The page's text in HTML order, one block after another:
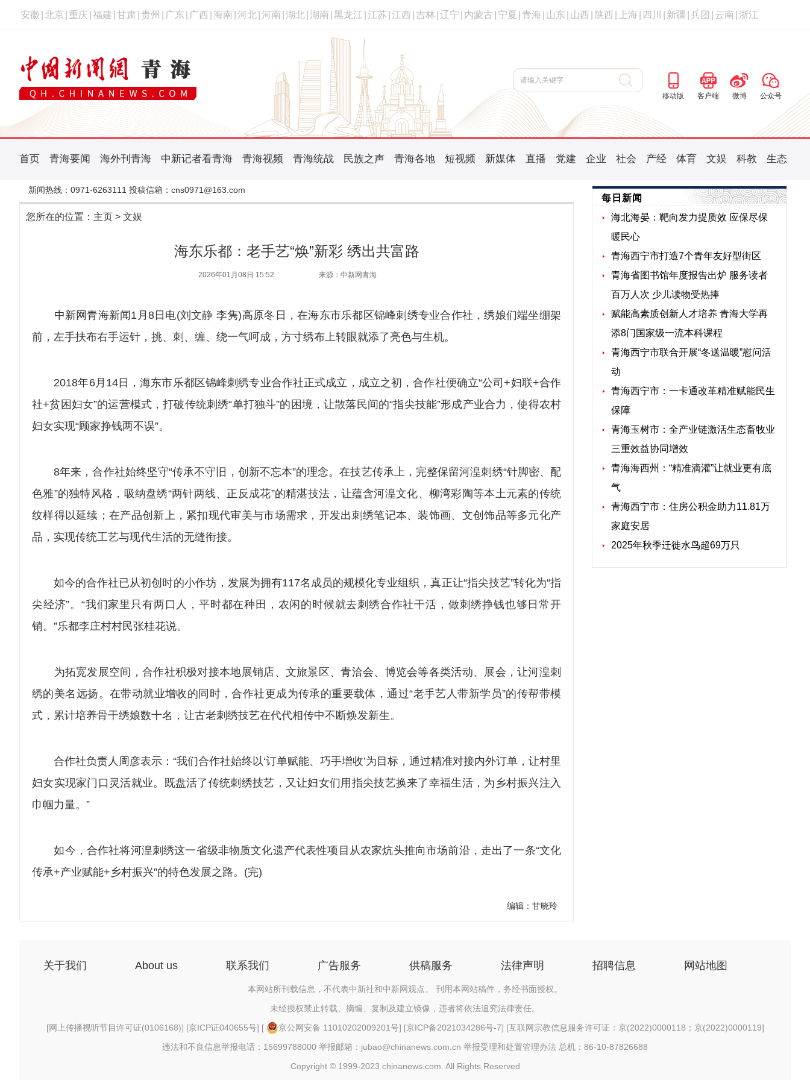
安徽 北京 重庆 福建 甘肃 贵州 广东 广西 海南 河北 河南 湖北 湖南 黑龙江 江苏 江西 吉林 辽宁 内蒙古 宁夏 青海 山东 山西 陕西 上海 四川 新疆 兵团 云南 浙江
移动版 客户端 微博 公众号
首页 青海要闻 海外刊青海 中新记者看青海 青海视频 青海统战 民族之声 青海各地 短视频 新媒体 直播 党建 企业 社会 产经 体育 文娱 科教 生态
新闻热线：0971-6263111 投稿信箱：cns0971@163.com
您所在的位置： 主页 > 文娱
海东乐都：老手艺“焕”新彩 绣出共富路
2026年01月08日 15:52 来源：中新网青海
中新网青海新闻1月8日电(刘文静 李隽)高原冬日，在海东市乐都区锦峰刺绣专业合作社，绣娘们端坐绷架
前，左手扶布右手运针，挑、刺、缠、绕一气呵成，方寸绣布上转眼就添了亮色与生机。
2018年6月14日，海东市乐都区锦峰刺绣专业合作社正式成立，成立之初，合作社便确立“公司+妇联+合作
社+贫困妇女”的运营模式，打破传统刺绣“单打独斗”的困境，让散落民间的“指尖技能”形成产业合力，使得农村
妇女实现“顾家挣钱两不误”。
8年来，合作社始终坚守“传承不守旧，创新不忘本”的理念。在技艺传承上，完整保留河湟刺绣“针脚密、配
色雅”的独特风格，吸纳盘绣“两针两线、正反成花”的精湛技法，让蕴含河湟文化、柳湾彩陶等本土元素的传统
纹样得以延续；在产品创新上，紧扣现代审美与市场需求，开发出刺绣笔记本、装饰画、文创饰品等多元化产
品，实现传统工艺与现代生活的无缝衔接。
如今的合作社已从初创时的小作坊，发展为拥有117名成员的规模化专业组织，真正让“指尖技艺”转化为“指
尖经济”。“我们家里只有两口人，平时都在种田，农闲的时候就去刺绣合作社干活，做刺绣挣钱也够日常开
销。”乐都李庄村村民张桂花说。
为拓宽发展空间，合作社积极对接本地展销店、文旅景区、青洽会、博览会等各类活动、展会，让河湟刺
绣的美名远扬。在带动就业增收的同时，合作社更成为传承的重要载体，通过“老手艺人带新学员”的传帮带模
式，累计培养骨干绣娘数十名，让古老刺绣技艺在代代相传中不断焕发新生。
合作社负责人周彦表示：“我们合作社始终以‘订单赋能、巧手增收’为目标，通过精准对接内外订单，让村里
妇女实现家门口灵活就业。既盘活了传统刺绣技艺，又让妇女们用指尖技艺换来了幸福生活，为乡村振兴注入
巾帼力量。”
如今，合作社将河湟刺绣这一省级非物质文化遗产代表性项目从农家炕头推向市场前沿，走出了一条“文化
传承+产业赋能+乡村振兴”的特色发展之路。(完)
编辑：甘晓玲
每日新闻
海北海晏：靶向发力提质效 应保尽保
暖民心
青海西宁市打造7个青年友好型街区
青海省图书馆年度报告出炉 服务读者
百万人次 少儿读物受热捧
赋能高素质创新人才培养 青海大学再
添8门国家级一流本科课程
青海西宁市联合开展“冬送温暖”慰问活
动
青海西宁市：一卡通改革精准赋能民生
保障
青海玉树市：全产业链激活生态畜牧业
三重效益协同增效
青海海西州：“精准滴灌”让就业更有底
气
青海西宁市：住房公积金助力11.81万
家庭安居
2025年秋季迁徙水鸟超69万只
关于我们 About us 联系我们 广告服务 供稿服务 法律声明 招聘信息 网站地图
本网站所刊载信息，不代表中新社和中新网观点。 刊用本网站稿件，务经书面授权。
未经授权禁止转载、摘编、复制及建立镜像，违者将依法追究法律责任。
[网上传播视听节目许可证(0106168)] [京ICP证040655号] [ 京公网安备 11010202009201号] [京ICP备2021034286号-7] [互联网宗教信息服务许可证：京(2022)0000118；京(2022)0000119]
违法和不良信息举报电话：15699788000 举报邮箱：jubao@chinanews.com.cn 举报受理和处置管理办法 总机：86-10-87826688
Copyright © 1999-2023 chinanews.com. All Rights Reserved